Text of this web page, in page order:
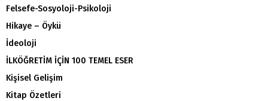
Felsefe-Sosyoloji-Psikoloji
Hikaye – Öykü
İdeoloji
İLKÖĞRETİM İÇİN 100 TEMEL ESER
Kişisel Gelişim
Kitap Özetleri